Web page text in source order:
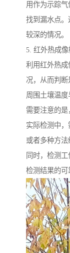
用作为示踪
找到漏水点
较深的情况。
5. 红外热成
利用红外热
况，从而判
周围土壤温度
需要注意的
实际检测中，
或者多种方法
同时，检测
检测结果的可